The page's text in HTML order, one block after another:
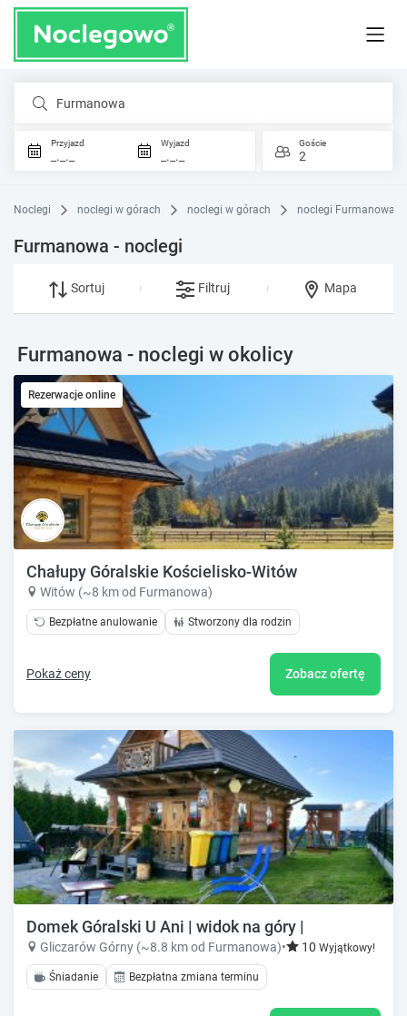
Furmanowa
Przyjazd
_._._
Wyjazd
_._._
Goście
2
Noclegi noclegi w górach noclegi w górach noclegi Furmanowa
Furmanowa - noclegi
Sortuj Filtruj Mapa
Furmanowa - noclegi w okolicy
Rezerwacje online
Chałupy Góralskie Kościelisko-Witów
Witów (~8 km od Furmanowa)
Bezpłatne anulowanie Stworzony dla rodzin
Pokaż ceny Zobacz ofertę
Domek Góralski U Ani | widok na góry |
Gliczarów Górny (~8.8 km od Furmanowa)• 10 Wyjątkowy!
Śniadanie Bezpłatna zmiana terminu